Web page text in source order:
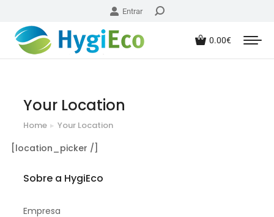
Entrar
0.00€
Your Location
You are here:
Home Your Location
Sobre a HygiEco
Empresa
[location_picker /]